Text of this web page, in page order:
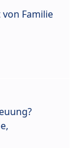
Familie